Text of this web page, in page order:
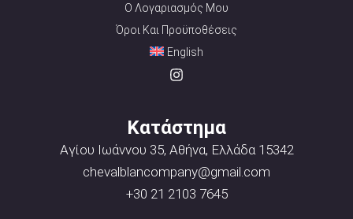
Ο Λογαριασμός Μου
Όροι Και Προϋποθέσεις
English
Κατάστημα
Αγίου Ιωάννου 35, Αθήνα, Ελλάδα 15342
chevalblancompany@gmail.com
+30 21 2103 7645